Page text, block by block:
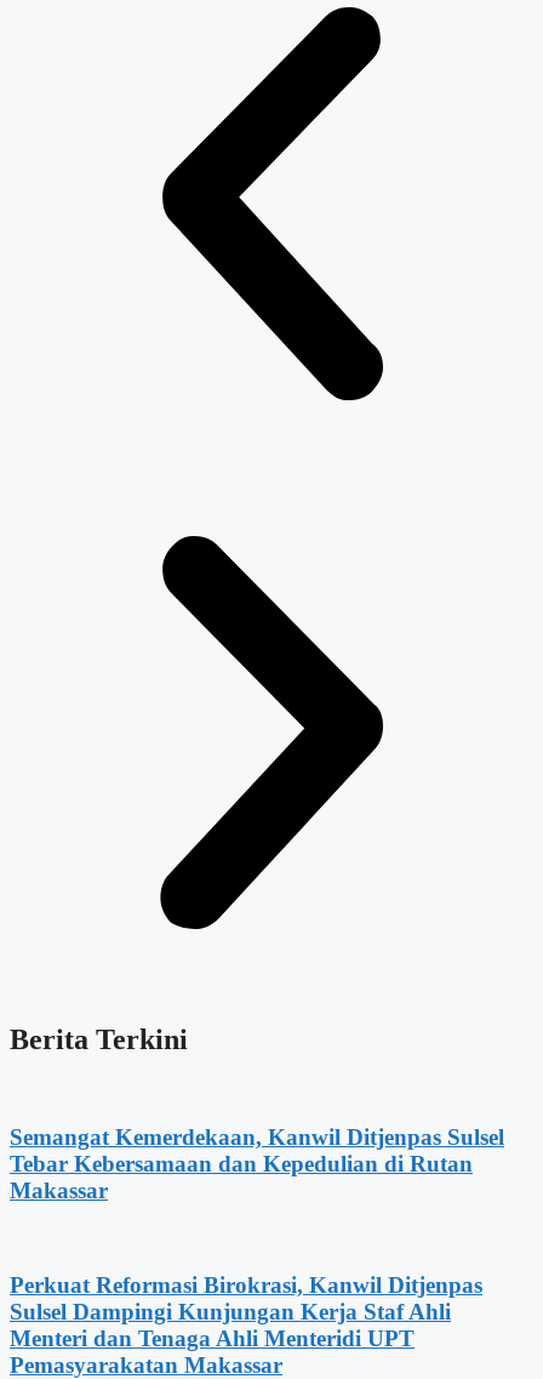
Berita Terkini
Semangat Kemerdekaan, Kanwil Ditjenpas Sulsel
Tebar Kebersamaan dan Kepedulian di Rutan
Makassar
Perkuat Reformasi Birokrasi, Kanwil Ditjenpas
Sulsel Dampingi Kunjungan Kerja Staf Ahli
Menteri dan Tenaga Ahli Menteridi UPT
Pemasyarakatan Makassar